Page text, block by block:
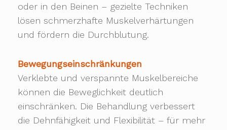
oder in den Beinen – gezielte Techniken
lösen schmerzhafte Muskelverhärtungen
und fördern die Durchblutung.
Bewegungseinschränkungen
Verklebte und verspannte Muskelbereiche
können die Beweglichkeit deutlich
einschränken. Die Behandlung verbessert
die Dehnfähigkeit und Flexibilität – für mehr